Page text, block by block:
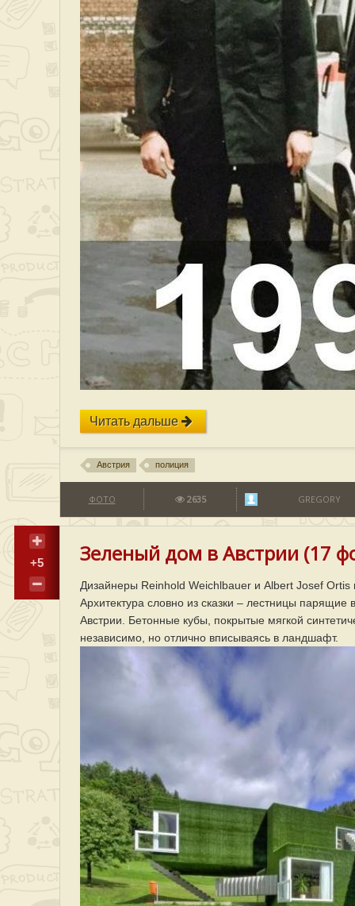
Читать дальше
Австрия полиция
ФОТО 2635 GREGORY
+5 Зеленый дом в Австрии (17
Дизайнеры Reinhold Weichlbauer и Albert Josef Ortis
Архитектура словно из сказки – лестницы
Австрии. Бетонные кубы, покрытые мягкой
независимо, но отлично вписываясь в ландшафт.